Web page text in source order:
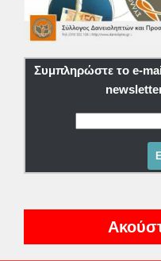
Συμπληρώστε το e-